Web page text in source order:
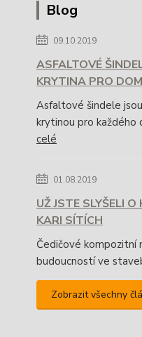
Blog
09.10.2019
ASFALTOVÉ
KRYTINA PRO
Asfaltové šindele
krytinou pro každého
celé
01.08.2019
UŽ JSTE SLYŠELI
KARI SÍTÍCH
Čedičové kompozitní
budoucností ve
Zobrazit všechny